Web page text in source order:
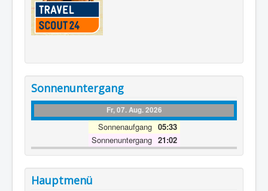
Sonnenuntergang
Fr, 07. Aug. 2026
Sonnenaufgang 05:33
Sonnenuntergang 21:02
Hauptmenü